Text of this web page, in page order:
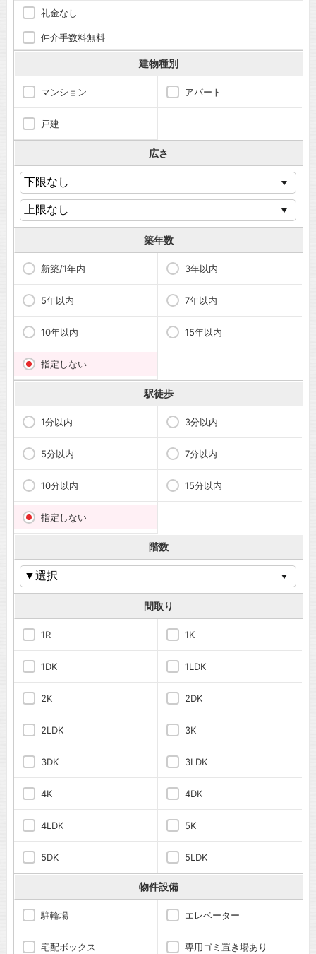
礼金なし
仲介手数料無料
建物種別
マンション アパート
戸建
広さ
築年数
新築/1年内 3年以内
5年以内 7年以内
10年以内 15年以内
指定しない
駅徒歩
1分以内 3分以内
5分以内 7分以内
10分以内 15分以内
指定しない
階数
間取り
1R 1K
1DK 1LDK
2K 2DK
2LDK 3K
3DK 3LDK
4K 4DK
4LDK 5K
5DK 5LDK
物件設備
駐輪場 エレベーター
宅配ボックス 専用ゴミ置き場あり